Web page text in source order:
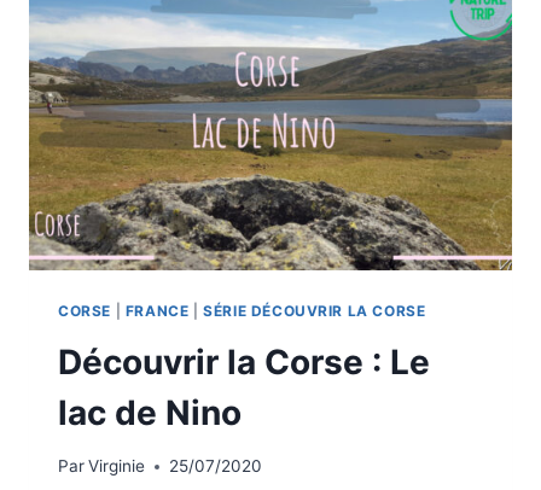
CORSE FRANCE |SÉRIE DÉCOUVRIR LA CORSE
Découvrir la Corse : Le
lac de Nino
ParVirginie 25/07/2020